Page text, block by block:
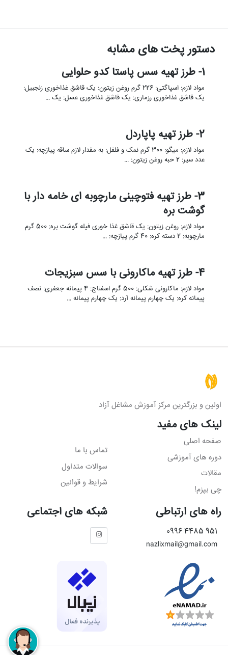
دستور پخت های مشابه
1- طرز تهیه سس پاستا کدو حلوایی
مواد لازم: اسپاگتی: 226 گرم روغن زیتون: یک قاشق غذاخوری زنجبیل:
یک قاشق غذاخوری رزماری: یک قاشق غذاخوری عسل: یک …
2- طرز تهیه پاپاردل
مواد لازم: میگو: 300 گرم نمک و فلفل: به مقدار لازم ساقه پیازچه: یک
عدد سیر: 2 حبه روغن زیتون: …
3- طرز تهیه فتوچینی مارچوبه ای خامه دار با
گوشت بره
مواد لازم: روغن زیتون: یک قاشق غذا خوری فیله گوشت بره: 500 گرم
مارچوبه: 2 دسته کره: 40 گرم پیازچه: …
4- طرز تهیه ماکارونی با سس سبزیجات
مواد لازم: ماکارونی شکلی: 500 گرم اسفناج: 4 پیمانه جعفری: نصف
پیمانه کره: یک چهارم پیمانه آرد: یک چهارم پیمانه …
اولین و بزرگترین مرکز آموزش مشاغل آزاد
لینک های مفید
صفحه اصلی
دوره های آموزشی
مقالات
چی بپزم!
تماس با ما
سوالات متداول
شرایط و قوانین
راه های ارتباطی
951 4485 0996
nazlixmail@gmail.com
شبکه های اجتماعی